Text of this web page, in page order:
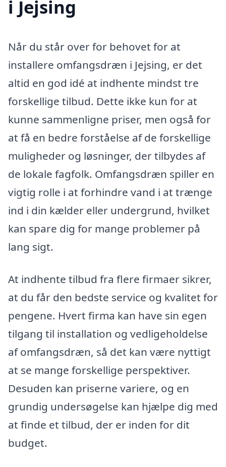
i Jejsing
Når du står over for behovet for at
installere omfangsdræn i Jejsing, er det
altid en god idé at indhente mindst tre
forskellige tilbud. Dette ikke kun for at
kunne sammenligne priser, men også for
at få en bedre forståelse af de forskellige
muligheder og løsninger, der tilbydes af
de lokale fagfolk. Omfangsdræn spiller en
vigtig rolle i at forhindre vand i at trænge
ind i din kælder eller undergrund, hvilket
kan spare dig for mange problemer på
lang sigt.
At indhente tilbud fra flere firmaer sikrer,
at du får den bedste service og kvalitet for
pengene. Hvert firma kan have sin egen
tilgang til installation og vedligeholdelse
af omfangsdræn, så det kan være nyttigt
at se mange forskellige perspektiver.
Desuden kan priserne variere, og en
grundig undersøgelse kan hjælpe dig med
at finde et tilbud, der er inden for dit
budget.